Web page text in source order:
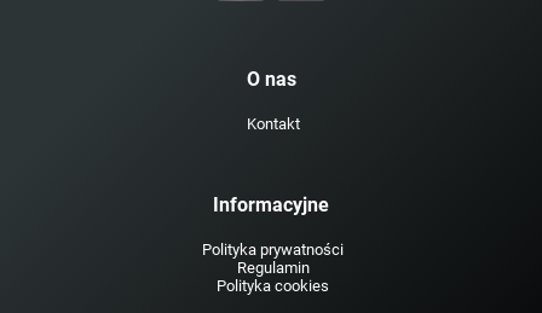
O nas
Kontakt
Informacyjne
Polityka prywatności
Regulamin
Polityka cookies